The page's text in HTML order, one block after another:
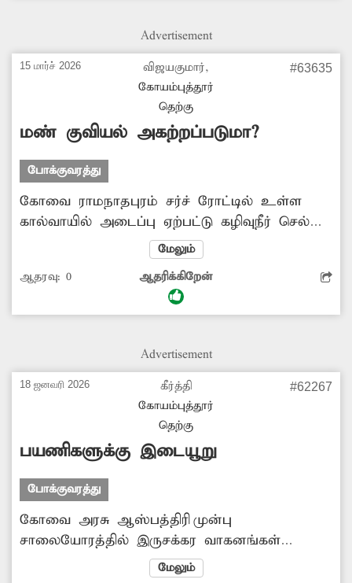
இருக்கிறது. அதை வாகன ஓட்டிகள் தெரிந்து
வைத்துள்ளனர். ஆனால் அந்த ஆபத்தான
கம்பியை அகற்ற அதிகாரிகள் முன்வரவில்லை.
எனவே மேம்பால பக்கவாட்டு சுவரில் இருந்து
வெளியே நீட்டிக்கொண்டு இருக்கும் அந்த
இரும்பு கம்பியை உடனடியாக அகற்ற...
Advertisement
15 மார்ச் 2026
விஜயகுமார்,
கோயம்புத்தூர்
தெற்கு
#63635
மண் குவியல் அகற்றப்படுமா?
போக்குவரத்து
கோவை ராமநாதபுரம் சர்ச் ரோட்டில் உள்ள
கால்வாயில் அடைப்பு ஏற்பட்டு கழிவுநீர் செல்ல
முடியாத நிலை ஏற்பட்டது. இதைத்தொடர்ந்து
மாநகராட்சி சார்பில் கால்வாயில் இருந்த மண்
அகற்றப்பட்டு சாலையில் குவித்து வைக்கப்பட்டு
உள்ளது. இதனால் வாகனங்கள் செல்ல
குவித்து வைக்கப்பட்டுள்ள மண் குவியலை
மேலும்
ஆதரவு: 0 ஆதரிக்கிறேன்
Advertisement
18 ஜனவரி 2026
கீர்த்தி
கோயம்புத்தூர்
தெற்கு
#62267
பயணிகளுக்கு இடையூறு
போக்குவரத்து
கோவை அரசு ஆஸ்பத்திரி முன்பு
சாலையோரத்தில் இருசக்கர வாகனங்கள்
வரிசையாக நிறுத்தி வைக்கப்படுகின்றன. அங்கு
மேலும்